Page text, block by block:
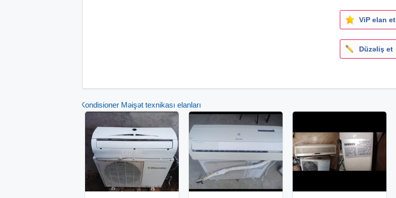
ViP elan et
Düzəliş et
Kondisioner Məişət texnikası elanları